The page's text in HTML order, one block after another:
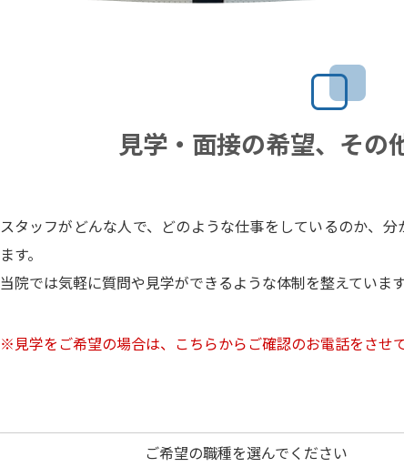
見学・面接の希望、その
スタッフがどんな人で、どのような仕事をしているのか、
ます。
当院では気軽に質問や見学ができるような体制を整えていま
※見学をご希望の場合は、こちらからご確認のお電話をさせ
ご希望の職種を選んでください